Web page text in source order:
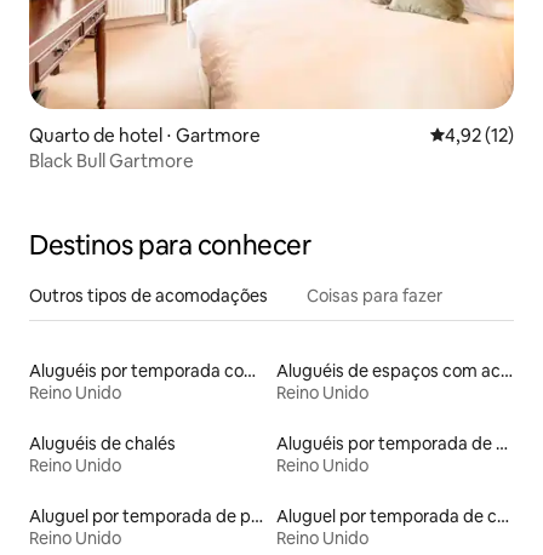
Quarto de hotel ⋅ Gartmore 4,92 de uma
4,92 (12)
Black Bull Gartmore
Destinos para conhecer
Outros tipos de acomodações Coisas para fazer
Aluguéis por temporada com banheira de hidromassagem
Reino Unido
Aluguéis de espaços com acesso direto a pistas de esqui
Reino Unido
Aluguéis de chalés
Reino Unido
Aluguéis por temporada de acomodações de luxo
Reino Unido
Aluguel por temporada de prédios religiosos
Reino Unido
Aluguel por temporada de cavernas
Reino Unido